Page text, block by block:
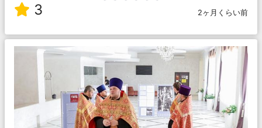
3 2ヶ月くらい前